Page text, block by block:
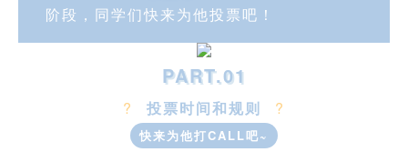
阶段，同学们快来为他投票吧！
PART.01
? 投票时间和规则 ?
快来为他打CALL吧~